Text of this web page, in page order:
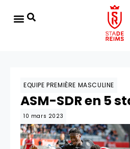
EQUIPE PREMIÈRE MASCULINE
ASM-SDR en 5
10 mars 2023